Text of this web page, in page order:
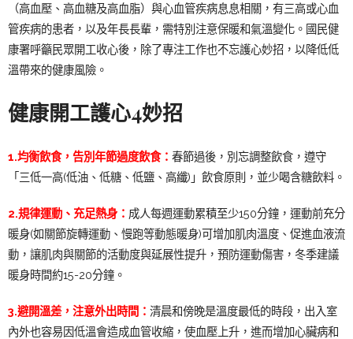
（高血壓、高血糖及高血脂）與心血管疾病息息相關，有三高或心血
管疾病的患者，以及年長長輩，需特別注意保暖和氣溫變化。國民健
康署呼籲民眾開工收心後，除了專注工作也不忘護心妙招，以降低低
溫帶來的健康風險。
健康開工護心4妙招
1.均衡飲食，告別年節過度飲食： 春節過後，別忘調整飲食，遵守
「三低一高(低油、低糖、低鹽、高纖)」飲食原則，並少喝含糖飲料。
2.規律運動、充足熱身： 成人每週運動累積至少150分鐘，運動前充分
暖身(如關節旋轉運動、慢跑等動態暖身)可增加肌肉溫度、促進血液流
動，讓肌肉與關節的活動度與延展性提升，預防運動傷害，冬季建議
暖身時間約15-20分鐘。
3.避開溫差，注意外出時間： 清晨和傍晚是溫度最低的時段，出入室
內外也容易因低溫會造成血管收縮，使血壓上升，進而增加心臟病和